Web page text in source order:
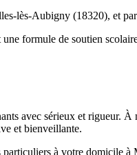
lès-Aubigny (18320), et
formule de soutien
avec sérieux et rigueur.
et bienveillante.
à votre domicile